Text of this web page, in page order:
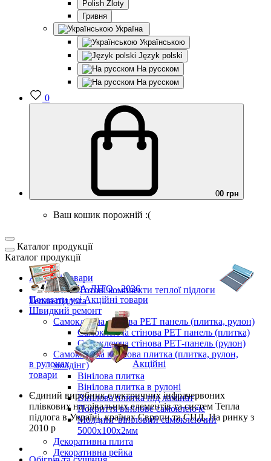
Polish Zloty
Гривня
Україна
Українською
Język polski
На русском
На русском
0
00 грн
Ваш кошик порожній :(
Каталог продукції
Каталог продукції
Акційні товари
ВЕСНА-ЛІТО - 2026
Показати усі Акційні товари
Швидкий ремонт
Самоклеюча стінова PET панель (плитка, рулон)
Самоклеюча стінова PET панель (плитка)
Самоклеюча стінова РЕТ-панель (рулон)
Самоклеюча вінілова плитка (плитка, рулон,
молдінг)
Вінілова плитка
Вінілова плитка в рулоні
Вінілова плитка під ламінат
Покриття вінілове самоклеюче
Молдинг вініловий самоклеючий
5000х100х2мм
Декоративна плита
Декоративна рейка
Готові комплекти теплої підлоги
Тепла підлога
в рулонах
Акційні
товари
Єдиний виробникелектричних інфрачервоних
плівкових нагрівальних елементів та систем Тепла
підлога в Україні, країнах Європи та СНД.На ринку з
2010 р